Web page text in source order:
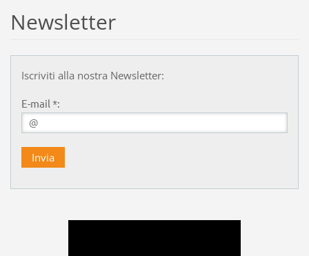
Newsletter
Iscriviti alla nostra Newsletter:
E-mail *: